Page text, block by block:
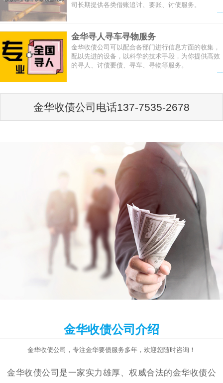
司长期提供各类借账追讨、要账、讨债服务。
金华寻人寻车寻物服务
金华收债公司可以配合各部门进行信息方面的收集，
配以先进的设备，以科学的技术手段，为你提供高效
的寻人、讨债要债、寻车、寻物等服务。
金华收债公司电话137-7535-2678
金华收债公司介绍
金华收债公司，专注金华要债服务多年，欢迎您随时咨询！
金华收债公司是一家实力雄厚、权威合法的金华收债公